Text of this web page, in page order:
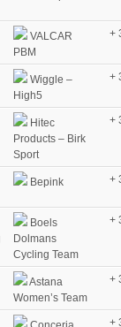
VALCAR
PBM
+
Wiggle –
High5
+
Hitec
Products – Birk
Sport
+
Bepink +
Boels
Dolmans
Cycling Team
+
Astana
Women’s Team
+
+